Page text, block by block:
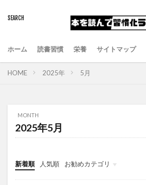
ホーム 読書習慣 栄養 サイトマップ
HOME 2025年 5月
MONTH
2025年5月
新着順 人気順 お勧めカテゴリ
健康食品
にがり
マグネシウム